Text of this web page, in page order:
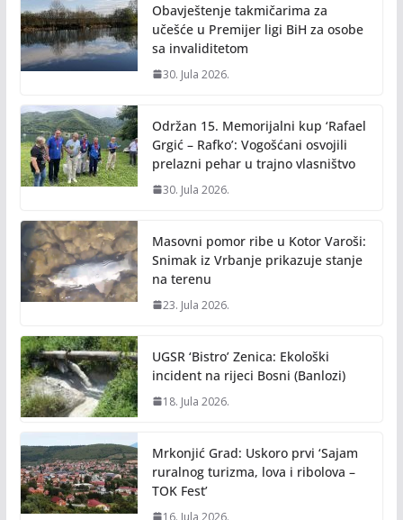
Obavještenje takmičarima za
učešće u Premijer ligi BiH za osobe
sa invaliditetom
30. Jula 2026.
Održan 15. Memorijalni kup ‘Rafael
Grgić – Rafko’: Vogošćani osvojili
prelazni pehar u trajno vlasništvo
30. Jula 2026.
Masovni pomor ribe u Kotor Varoši:
Snimak iz Vrbanje prikazuje stanje
na terenu
23. Jula 2026.
UGSR ‘Bistro’ Zenica: Ekološki
incident na rijeci Bosni (Banlozi)
18. Jula 2026.
Mrkonjić Grad: Uskoro prvi ‘Sajam
ruralnog turizma, lova i ribolova –
TOK Fest’
16. Jula 2026.